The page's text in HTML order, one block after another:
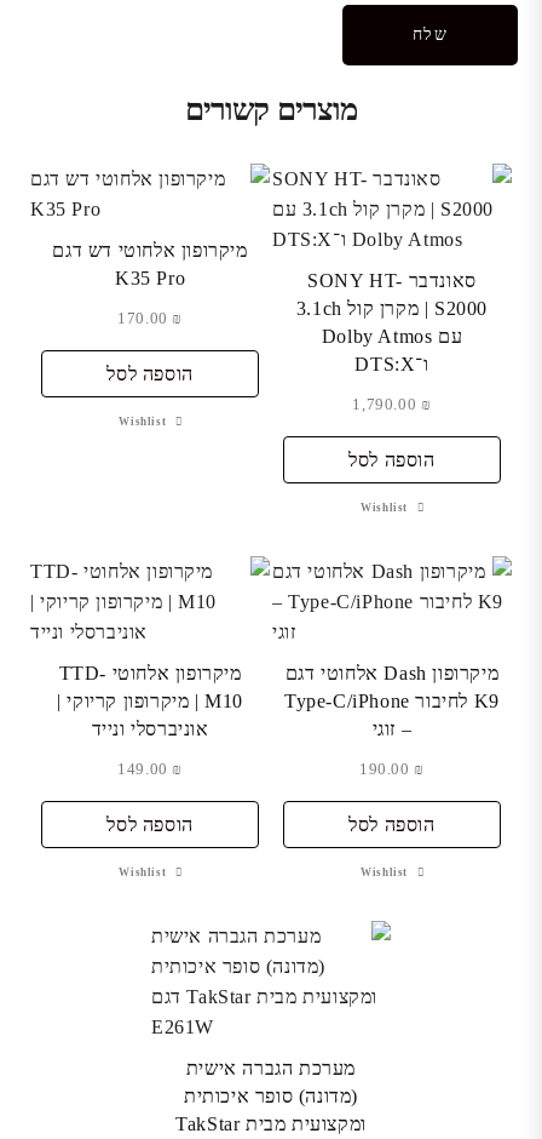
מוצרים קשורים
סאונדבר SONY HT-
S2000 | מקרן קול 3.1ch
עם Dolby Atmos
ו־DTS:X
₪
הוספה לסל
Wishlist
מיקרופון אלחוטי דש דגם
K35 Pro
₪
הוספה לסל
Wishlist
מיקרופון Dash אלחוטי דגם
K9 לחיבור Type-C/iPhone
– זוגי
₪
הוספה לסל
Wishlist
מיקרופון אלחוטי TTD-
M10 | מיקרופון קריוקי |
אוניברסלי ונייד
₪
הוספה לסל
Wishlist
מערכת הגברה אישית
(מדונה) סופר איכותית
ומקצועית מבית TakStar